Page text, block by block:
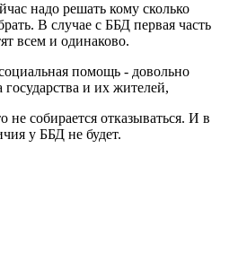
надо решать кому сколько
В случае с ББД первая часть
всем и одинаково.
помощь - довольно
государства и их жителей,
не собирается отказываться. И в
у ББД не будет.